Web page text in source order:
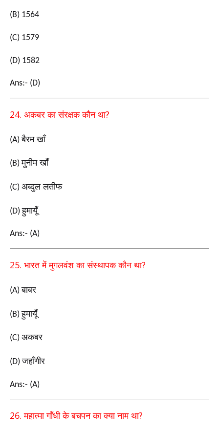
(B) 1564
(C) 1579
(D) 1582
Ans:- (D)
24. अकबर का संरक्षक कौन था?
(A)बैरम खाँ
(B)मुनीम खाँ
(C) अब्दुल लतीफ
(D)हुमायूँ
Ans:- (A)
25. भारत में मुगलवंश का संस्थापक कौन था?
(A)बाबर
(B)हुमायूँ
(C) अकबर
(D)जहाँगीर
Ans:- (A)
26.महात्मा गाँधी के बचपन का क्या नाम था?